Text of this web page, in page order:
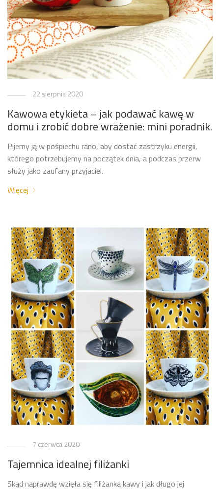
22 sierpnia 2020
Kawowa etykieta – jak podawać kawę w
domu i zrobić dobre wrażenie: mini poradnik.
Pijemy ją w pośpiechu rano, aby dostać zastrzyku energii,
którego potrzebujemy na początek dnia, a podczas przerw
służy jako zaufany przyjaciel.
Więcej
7 czerwca 2020
Tajemnica idealnej filiżanki
Skąd naprawdę wzięła się filiżanka kawy i jak długo jej